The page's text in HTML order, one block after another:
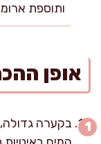
ותוספת
אופן
בקערה